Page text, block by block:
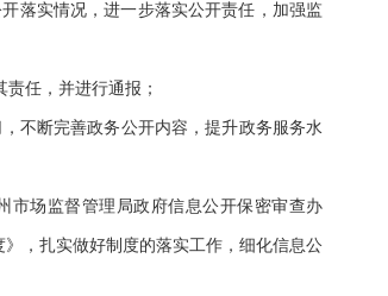
落实情况，进一步落实公开责任，加强监
任，并进行通报；
不断完善政务公开内容，提升政务服务水
市场监督管理局政府信息公开保密审查办
》，扎实做好制度的落实工作，细化信息公